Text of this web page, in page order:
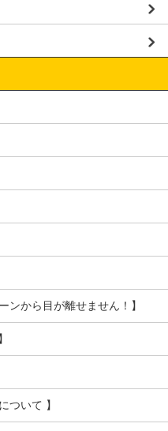
ンから目が離せません！】
ついて 】